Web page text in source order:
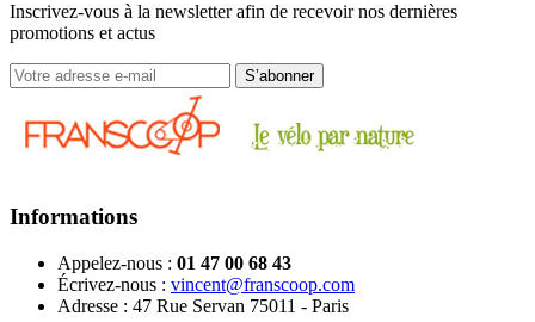
Inscrivez-vous à la newsletter afin de recevoir nos dernières
promotions et actus
Informations
Appelez-nous : 01 47 00 68 43
Écrivez-nous : vincent@franscoop.com
Adresse : 47 Rue Servan 75011 - Paris